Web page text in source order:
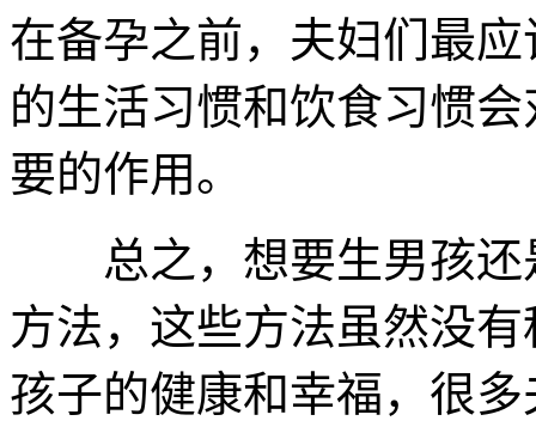
在备孕之前，夫妇们最
的生活习惯和饮食习惯
要的作用。
总之，想要生男孩还
方法，这些方法虽然没
孩子的健康和幸福，很